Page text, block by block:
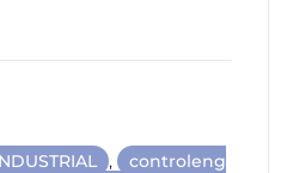
,
controleng